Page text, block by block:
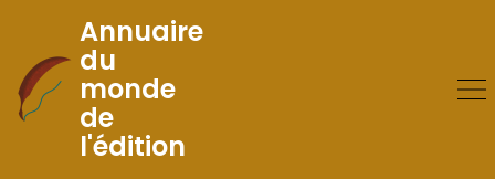
Skip
to
Content
Annuaire
du
monde
de
l'édition